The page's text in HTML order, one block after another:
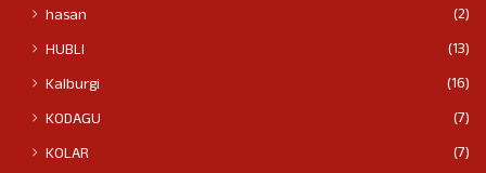
hasan
(2)
HUBLI
(13)
Kalburgi
(16)
KODAGU
(7)
KOLAR
(7)